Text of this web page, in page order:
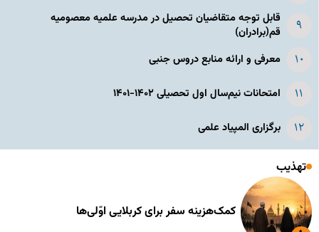
قابل توجه متقاضیان تحصیل در مدرسه علمیه معصومیه
قم(برادران)
معرفی و ارائه منابع دروس جنبی
امتحانات نیم‌سال اول تحصیلی ۱۴۰۲-۱۴۰۱
برگزاری المپیاد علمی
تهذیب
کمک‌هزینه سفر برای کربلایی اوّلی‌ها